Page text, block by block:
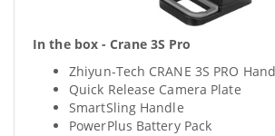
In the box - Crane 3S Pro
Zhiyun-Tech CRANE 3S PRO
Quick Release Camera Plate
SmartSling Handle
PowerPlus Battery Pack